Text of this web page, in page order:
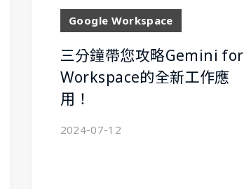
Google Workspace
三分鐘帶您攻略Gemini for
Workspace的全新工作應
用！
2024-07-12